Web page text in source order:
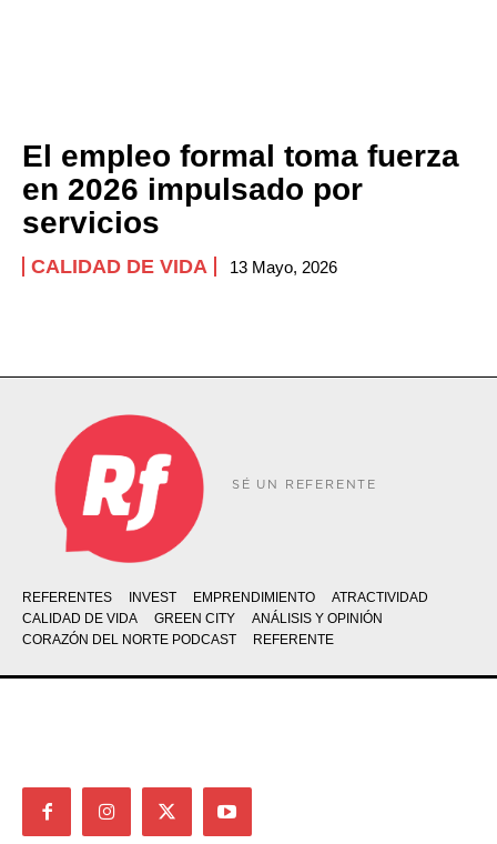
El empleo formal toma fuerza
en 2026 impulsado por
servicios
CALIDAD DE VIDA 13 Mayo, 2026
SÉ UN REFERENTE
REFERENTES INVEST EMPRENDIMIENTO
ATRACTIVIDAD
CALIDAD DE VIDA
GREEN CITY
ANÁLISIS Y OPINIÓN
CORAZÓN DEL NORTE PODCAST
REFERENTE